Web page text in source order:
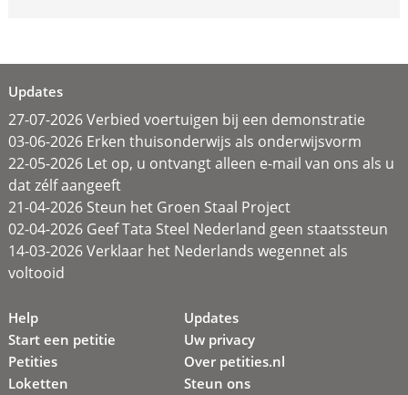
Updates
27-07-2026 Verbied voertuigen bij een demonstratie
03-06-2026 Erken thuisonderwijs als onderwijsvorm
22-05-2026 Let op, u ontvangt alleen e-mail van ons als u
dat zélf aangeeft
21-04-2026 Steun het Groen Staal Project
02-04-2026 Geef Tata Steel Nederland geen staatssteun
14-03-2026 Verklaar het Nederlands wegennet als
voltooid
Help
Start een petitie
Petities
Loketten
Updates
Uw privacy
Over petities.nl
Steun ons